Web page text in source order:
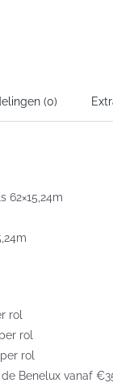
(0)
62×15,24m
rol
rol
rol
Benelux vanaf